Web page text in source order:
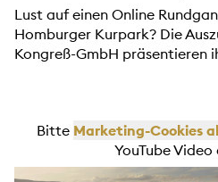
Lust auf einen Online
Homburger Kurpark? Die
Kongreß-GmbH präsentieren
Bitte Marketing-Cookies
YouTube Video